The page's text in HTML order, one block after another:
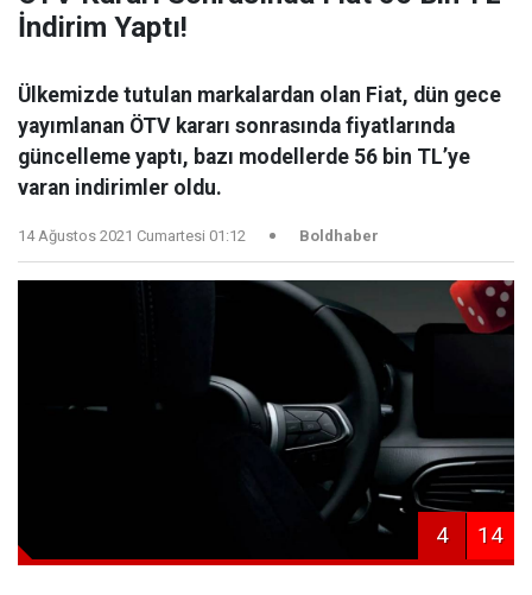
İndirim Yaptı!
Ülkemizde tutulan markalardan olan Fiat, dün gece
yayımlanan ÖTV kararı sonrasında fiyatlarında
güncelleme yaptı, bazı modellerde 56 bin TL’ye
varan indirimler oldu.
14 Ağustos 2021 Cumartesi 01:12 Boldhaber
4 14